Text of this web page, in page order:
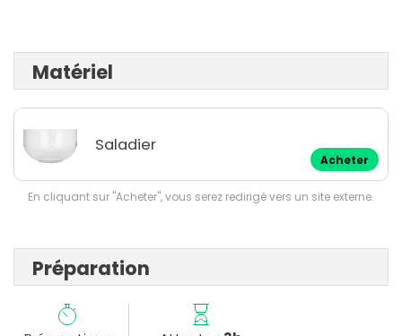
Matériel
Saladier
Acheter
En cliquant sur "Acheter", vous serez redirigé vers un site externe.
Préparation